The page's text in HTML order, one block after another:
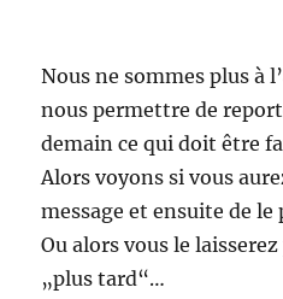
Nous ne sommes plus à
nous permettre de
demain ce qui doit être
Alors voyons si vous
message et ensuite de le
Ou alors vous le
„plus tard“…